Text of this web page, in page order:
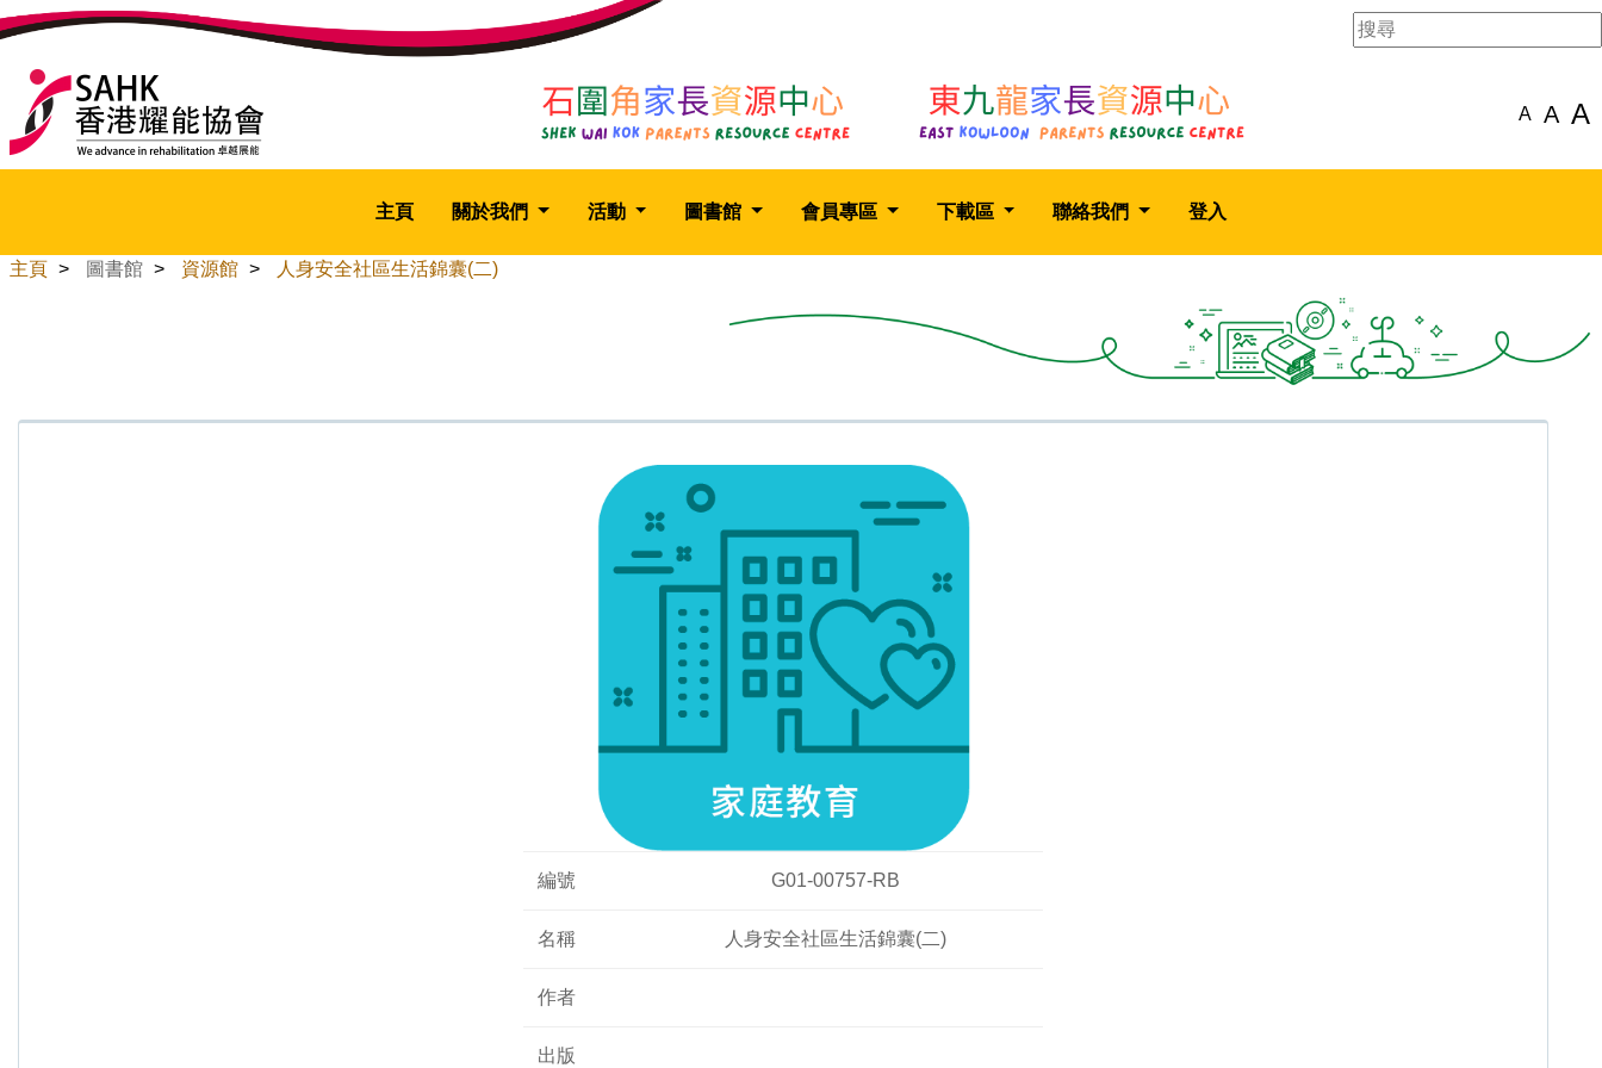
A A A
主頁 關於我們 活動 圖書館 會員專區 下載區 聯絡我們 登入
主頁 > 圖書館 > 資源館 > 人身安全社區生活錦囊(二)
編號 G01-00757-RB
名稱 人身安全社區生活錦囊(二)
作者
出版